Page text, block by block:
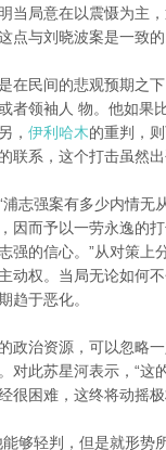
当局意在以震慑为主
点与刘晓波案是一致
在民间的悲观预期之
者领袖人 物。他如果
， 伊利哈木的重判，
系，这个打击虽然出
志强案有多少内情无
因而予以一劳永逸的
强的信心。”从对策上
动权。当局无论如何
趋于恶化。
政治资源，可以忽略
对此苏星河表示，“
很困难，这终将动摇
够轻判，但是就形势